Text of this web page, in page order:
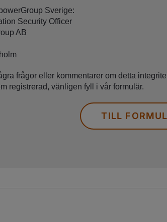
Sverige:
Security Officer
AB
frågor eller kommentarer om detta
registrerad, vänligen fyll i vår formulär.
TILL